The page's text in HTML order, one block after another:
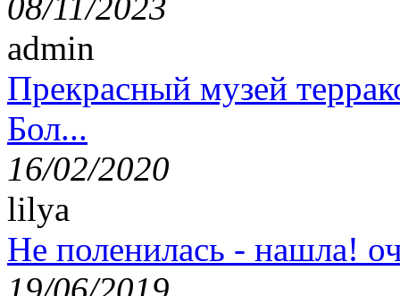
08/11/2023
admin
Прекрасный музей
Бол...
16/02/2020
lilya
Не поленилась - нашла!